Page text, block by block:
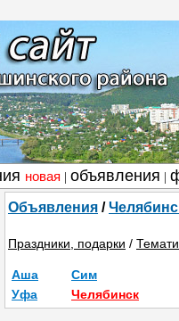
новая объявления
Объявления /
Праздники, подарки /
Аша
Сим
Уфа
Челябинск